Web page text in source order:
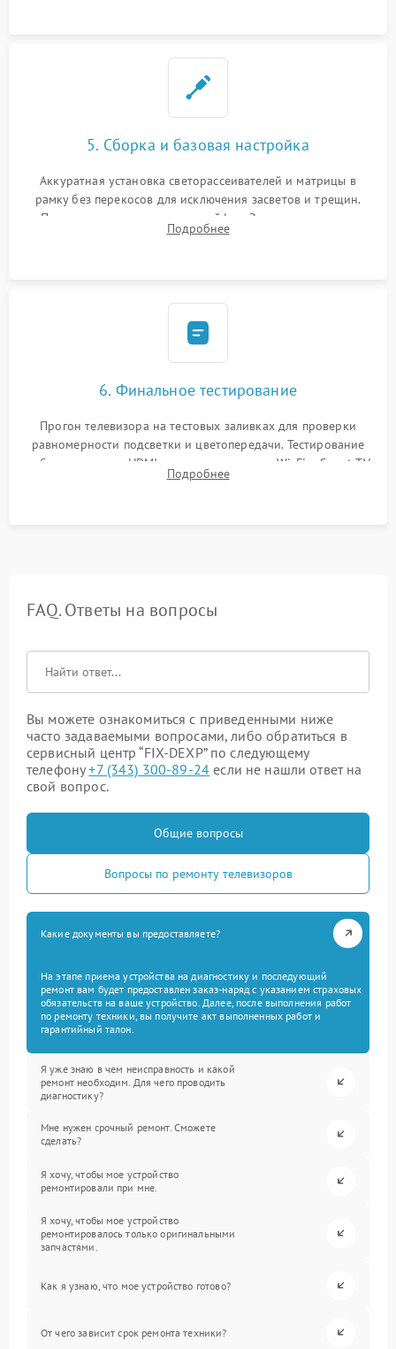
5. Сборка и базовая настройка
Аккуратная установка светорассеивателей и матрицы в
рамку без перекосов для исключения засветов и трещин.
Подключение внутренних шлейфов. Закрытие корпуса.
Сброс настроек и обновление программного обеспечения.
Подробнее
6. Финальное тестирование
Прогон телевизора на тестовых заливках для проверки
равномерности подсветки и цветопередачи. Тестирование
работы разъемов HDMI, динамиков, модуля Wi-Fi и Smart TV
в рабочем режиме в течение нескольких часов.
Подробнее
FAQ. Ответы на вопросы
Вы можете ознакомиться с приведенными ниже
часто задаваемыми вопросами, либо обратиться в
сервисный центр “FIX-DEXP” по следующему
телефону+7 (343) 300-89-24 если не нашли ответ на
свой вопрос.
Общие вопросы
Вопросы по ремонту телевизоров
Какие документы вы предоставляете?
На этапе приема устройства на диагностику и последующий
ремонт вам будет предоставлен заказ-наряд с указанием страховых
обязательств на ваше устройство. Далее, после выполнения работ
по ремонту техники, вы получите акт выполненных работ и
гарантийный талон.
Я уже знаю в чем неисправность и какой
ремонт необходим. Для чего проводить
диагностику?
Мне нужен срочный ремонт. Сможете
сделать?
Я хочу, чтобы мое устройство
ремонтировали при мне.
Я хочу, чтобы мое устройство
ремонтировалось только оригинальными
запчастями.
Как я узнаю, что мое устройство готово?
От чего зависит срок ремонта техники?